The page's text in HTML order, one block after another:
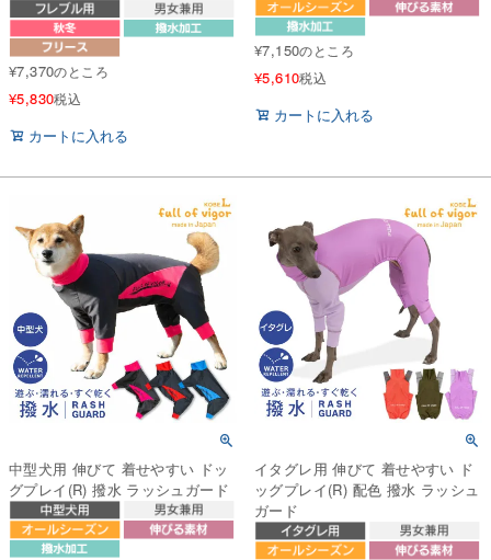
¥7,370のところ
¥5,830税込
カートに入れる
¥7,150のところ
¥5,610税込
カートに入れる
中型犬用 伸びて 着せやすい ドッ
グプレイ(R) 撥水 ラッシュガード
イタグレ用 伸びて 着せやすい ド
ッグプレイ(R) 配色 撥水 ラッシュ
ガード